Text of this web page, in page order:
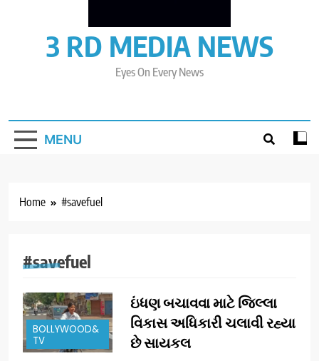
3 RD MEDIA NEWS
Eyes On Every News
MENU
Home #savefuel
#savefuel
BOLLYWOOD&
TV
ઇંધણ બચાવવા માટે જિલ્લા
વિકાસ અધિકારી ચલાવી રહ્યા
છે સાયકલ